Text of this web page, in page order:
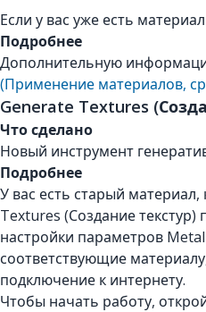
Если у вас уже есть
Подробнее
Дополнительную
(Применение материалов,
Generate Textures
Что сделано
Новый инструмент
Подробнее
У вас есть старый
Textures (Создание
настройки параметров
соответствующие
подключение к интернету.
Чтобы начать работу,